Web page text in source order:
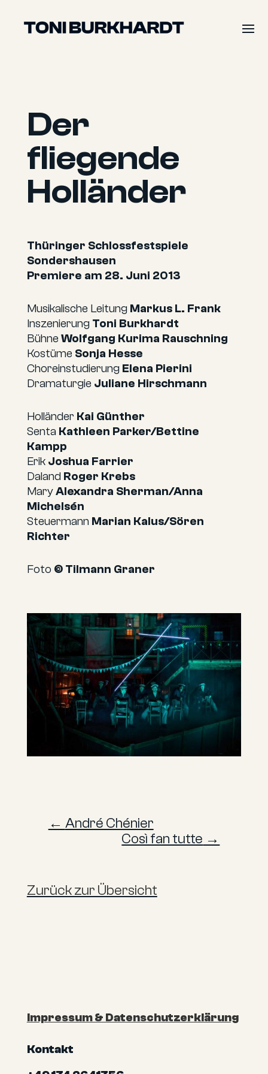
Der
fliegende
Holländer
Thüringer Schlossfestspiele
Sondershausen
Premiere am 28. Juni 2013
Musikalische Leitung Markus L. Frank
Inszenierung Toni Burkhardt
Bühne Wolfgang Kurima Rauschning
Kostüme Sonja Hesse
Choreinstudierung Elena Pierini
Dramaturgie Juliane Hirschmann
Holländer Kai Günther
Senta Kathleen Parker/Bettine
Kampp
Erik Joshua Farrier
Daland Roger Krebs
MaryAlexandra Sherman/Anna
Michelsén
Steuermann Marian Kalus/Sören
Richter
Foto © Tilmann Graner
Zurück zur Übersicht
← André Chénier
Così fan tutte →
Impressum & Datenschutzerklärung
Kontakt